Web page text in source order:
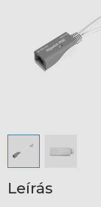
Leírás